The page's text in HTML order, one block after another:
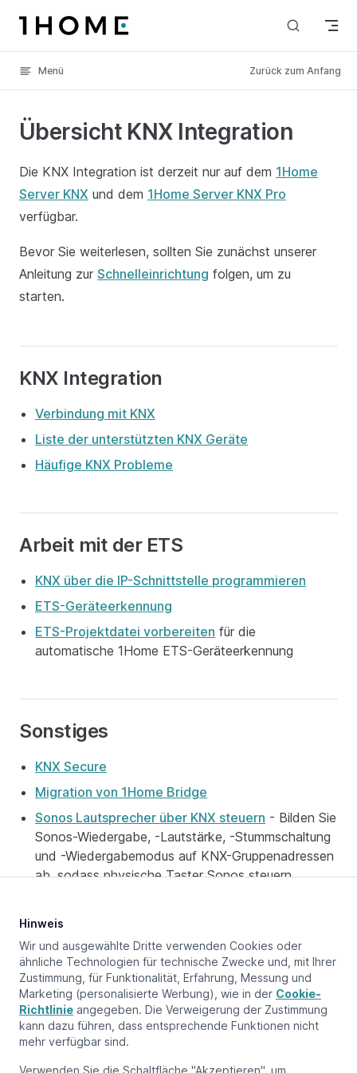
Skip to content
Menü Zurück zum Anfang
Übersicht KNX Integration
Die KNX Integration ist derzeit nur auf dem 1Home
Server KNX und dem 1Home Server KNX Pro
verfügbar.
Bevor Sie weiterlesen, sollten Sie zunächst unserer
Anleitung zur Schnelleinrichtung folgen, um zu
starten.
KNX Integration
Verbindung mit KNX
Liste der unterstützten KNX Geräte
Häufige KNX Probleme
Arbeit mit der ETS
KNX über die IP-Schnittstelle programmieren
ETS-Geräteerkennung
ETS-Projektdatei vorbereiten für die
automatische 1Home ETS-Geräteerkennung
Sonstiges
KNX Secure
Migration von 1Home Bridge
Sonos Lautsprecher über KNX steuern - Bilden Sie
Sonos-Wiedergabe, -Lautstärke, -Stummschaltung
und -Wiedergabemodus auf KNX-Gruppenadressen
ab, sodass physische Taster Sonos steuern
Aktualisiert am:April 29, 2026
Vorherige Seite
Übersicht
Hinweis
Wir und ausgewählte Dritte verwenden Cookies oder
ähnliche Technologien für technische Zwecke und, mit Ihrer
Zustimmung, für Funktionalität, Erfahrung, Messung und
Marketing (personalisierte Werbung), wie in der Cookie-
Richtlinie angegeben. Die Verweigerung der Zustimmung
kann dazu führen, dass entsprechende Funktionen nicht
mehr verfügbar sind.
Verwenden Sie die Schaltfläche "Akzeptieren", um